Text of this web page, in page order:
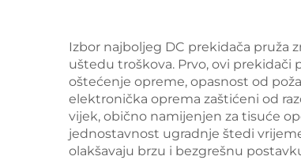
Izbor najboljeg DC prekidača pruža
uštedu troškova. Prvo, ovi
oštećenje opreme, opasnost od
elektronička oprema zaštićeni od
vijek, obično namijenjen za tisuće
jednostavnost ugradnje štedi
olakšavaju brzu i bezgrešnu